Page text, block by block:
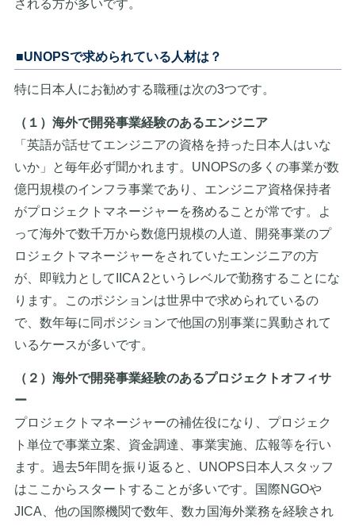
される方が多いです。
■UNOPSで求められている人材は？
特に日本人にお勧めする職種は次の3つです。
（１）海外で開発事業経験のあるエンジニア
「英語が話せてエンジニアの資格を持った日本人はいな
いか」と毎年必ず聞かれます。UNOPSの多くの事業が数
億円規模のインフラ事業であり、エンジニア資格保持者
がプロジェクトマネージャーを務めることが常です。よ
って海外で数千万から数億円規模の人道、開発事業のプ
ロジェクトマネージャーをされていたエンジニアの方
が、即戦力としてIICA 2というレベルで勤務することにな
ります。このポジションは世界中で求められているの
で、数年毎に同ポジションで他国の別事業に異動されて
いるケースが多いです。
（２）海外で開発事業経験のあるプロジェクトオフィサ
ー
プロジェクトマネージャーの補佐役になり、プロジェク
ト単位で事業立案、資金調達、事業実施、広報等を行い
ます。過去5年間を振り返ると、UNOPS日本人スタッフ
はここからスタートすることが多いです。国際NGOや
JICA、他の国際機関で数年、数カ国海外業務を経験され